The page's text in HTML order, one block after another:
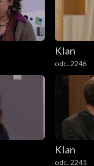
Klan
odc. 2246
Klan
odc. 2241